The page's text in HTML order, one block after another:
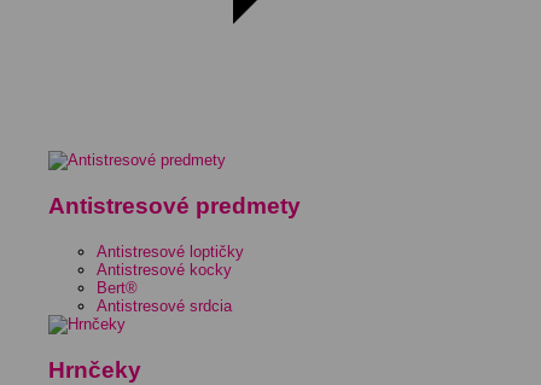
Antistresové predmety
Antistresové loptičky
Antistresové kocky
Bert®
Antistresové srdcia
Hrnčeky